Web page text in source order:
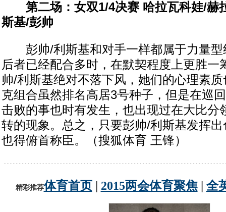
第二场：女双1/4决赛 哈拉瓦科娃/赫
斯基/彭帅
彭帅/利斯基和对手一样都属于力量型
后者已经配合多时，在默契程度上更胜一
帅/利斯基绝对不落下风，她们的心理素
克组合虽然排名高居3号种子，但是在巡
击败的事也时有发生，也出现过在大比分
转的现象。总之，只要彭帅/利斯基发挥
也得俯首称臣。（搜狐体育 王锋）